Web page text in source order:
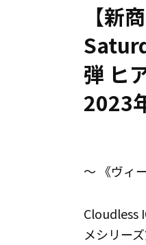
【新
弾 ヒ
2023
～ 《ヴィ
Cloudless
メシリー